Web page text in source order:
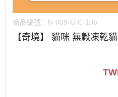
商品編號： N-009-C-C-106
【奇境】 貓咪 無穀凍乾